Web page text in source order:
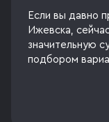
Если вы давно
Ижевска,
значительную
подбором